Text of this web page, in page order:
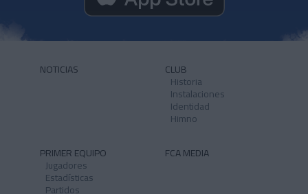
NOTICIAS CLUB
Historia
Instalaciones
Identidad
Himno
PRIMER EQUIPO
Jugadores
Estadísticas
Partidos
FCA MEDIA